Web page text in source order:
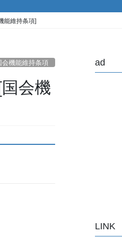
能維持条項]
会機能維持条項
会機
ad
LINK